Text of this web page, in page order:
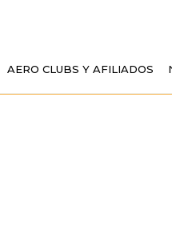
AERO CLUBS Y AFILIADOS